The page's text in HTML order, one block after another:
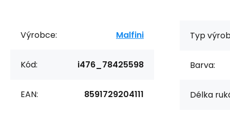
Výrobce: Malfini
Kód: i476_78425598
EAN: 8591729204111
Typ
Barva:
Délka